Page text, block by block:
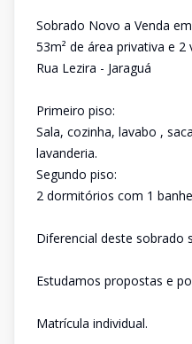
Sobrado Novo a Venda
53m² de área privativa e 2
Rua Lezira - Jaraguá
Primeiro piso:
Sala, cozinha, lavabo ,
lavanderia.
Segundo piso:
2 dormitórios com 1
Diferencial deste sobrado
Estudamos propostas e
Matrícula individual.